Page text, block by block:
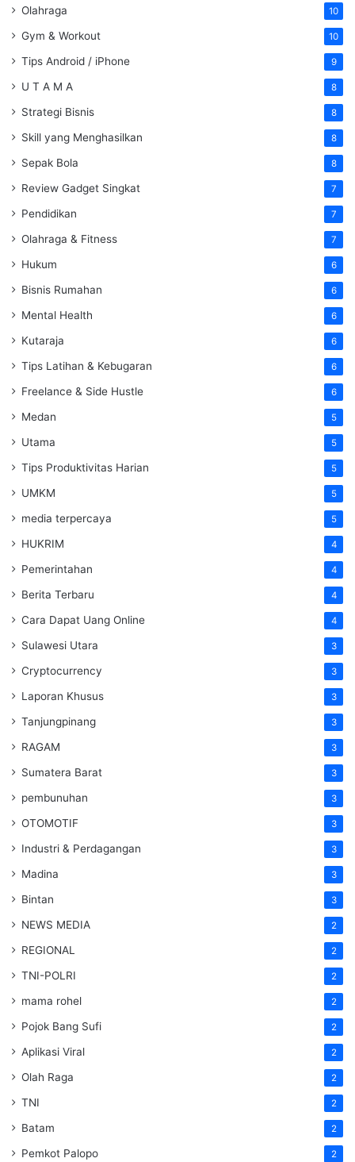
Olahraga 10
Gym & Workout 10
Tips Android / iPhone 9
U T A M A 8
Strategi Bisnis 8
Skill yang Menghasilkan 8
Sepak Bola 8
Review Gadget Singkat 7
Pendidikan 7
Olahraga & Fitness 7
Hukum 6
Bisnis Rumahan 6
Mental Health 6
Kutaraja 6
Tips Latihan & Kebugaran 6
Freelance & Side Hustle 6
Medan 5
Utama 5
Tips Produktivitas Harian 5
UMKM 5
media terpercaya 5
HUKRIM 4
Pemerintahan 4
Berita Terbaru 4
Cara Dapat Uang Online 4
Sulawesi Utara 3
Cryptocurrency 3
Laporan Khusus 3
Tanjungpinang 3
RAGAM 3
Sumatera Barat 3
pembunuhan 3
OTOMOTIF 3
Industri & Perdagangan 3
Madina 3
Bintan 3
NEWS MEDIA 2
REGIONAL 2
TNI-POLRI 2
mama rohel 2
Pojok Bang Sufi 2
Aplikasi Viral 2
Olah Raga 2
TNI 2
Batam 2
Pemkot Palopo 2